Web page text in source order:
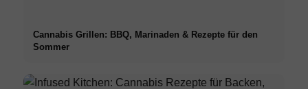
Cannabis Grillen: BBQ, Marinaden & Rezepte für den
Sommer